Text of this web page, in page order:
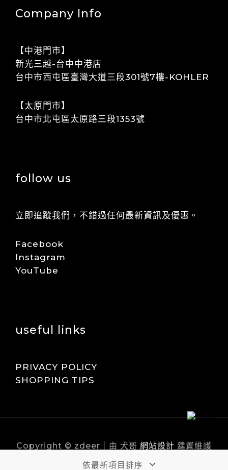
Company Info
【中港門市】
​​新光三越-台中中港店
​​​​台中市西屯區臺灣大道三段301號7樓-KOHLER
【太原門市】
​​台中市北屯區太原路三段1353號
follow us
立即追蹤我們，不錯過任何最新資訊及優惠。
Facebook
Instagram
YouTube
useful links
PRIVACY POLICY
SHOPPING TIPS
Copyright © zdeer｜由 犬哥 網站設計 建置維護